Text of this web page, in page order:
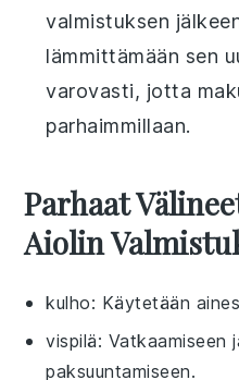
valmistuksen
lämmittämään sen
varovasti, jotta
parhaimmillaan.
Parhaat
Aiolin
kulho: Käytetään
vispilä: Vatkaamiseen
paksuuntamiseen.